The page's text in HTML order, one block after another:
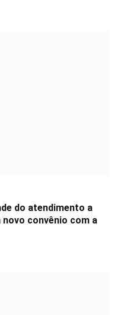
do atendimento a
convênio com a